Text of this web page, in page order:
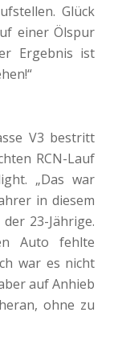
Glück
einer Ölspur
Ergebnis ist
V3 bestritt
RCN-Lauf
„Das war
in diesem
23-Jährige.
Auto fehlte
war es nicht
auf Anhieb
ohne zu